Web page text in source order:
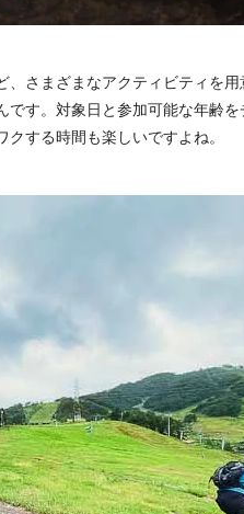
さまざまなアクティビティを用
す。対象日と参加可能な年齢を
する時間も楽しいですよね。